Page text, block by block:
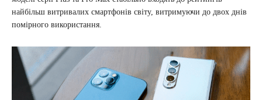
найбільш витривалих смартфонів світу, витримуючи до двох днів
помірного використання.